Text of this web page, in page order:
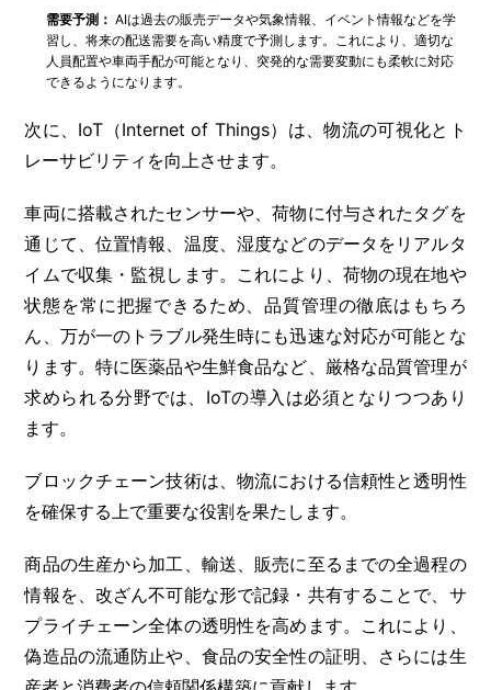
需要予測： AIは過去の販売データや気象情報、イベント情報などを学
習し、将来の配送需要を高い精度で予測します。これにより、適切な
人員配置や車両手配が可能となり、突発的な需要変動にも柔軟に対応
できるようになります。
次に、IoT（Internet of Things）は、物流の可視化とト
レーサビリティを向上させます。
車両に搭載されたセンサーや、荷物に付与されたタグを
通じて、位置情報、温度、湿度などのデータをリアルタ
イムで収集・監視します。これにより、荷物の現在地や
状態を常に把握できるため、品質管理の徹底はもちろ
ん、万が一のトラブル発生時にも迅速な対応が可能とな
ります。特に医薬品や生鮮食品など、厳格な品質管理が
求められる分野では、IoTの導入は必須となりつつあり
ます。
ブロックチェーン技術は、物流における信頼性と透明性
を確保する上で重要な役割を果たします。
商品の生産から加工、輸送、販売に至るまでの全過程の
情報を、改ざん不可能な形で記録・共有することで、サ
プライチェーン全体の透明性を高めます。これにより、
偽造品の流通防止や、食品の安全性の証明、さらには生